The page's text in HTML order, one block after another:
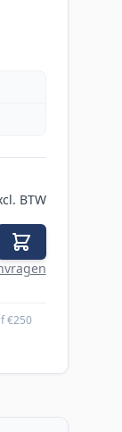
BTW
€250